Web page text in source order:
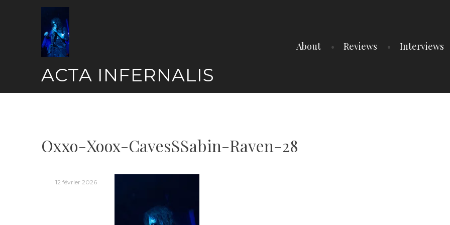
ACTA INFERNALIS
About Reviews Interviews
Oxxo-Xoox-CavesSSabin-Raven-28
12 février 2026